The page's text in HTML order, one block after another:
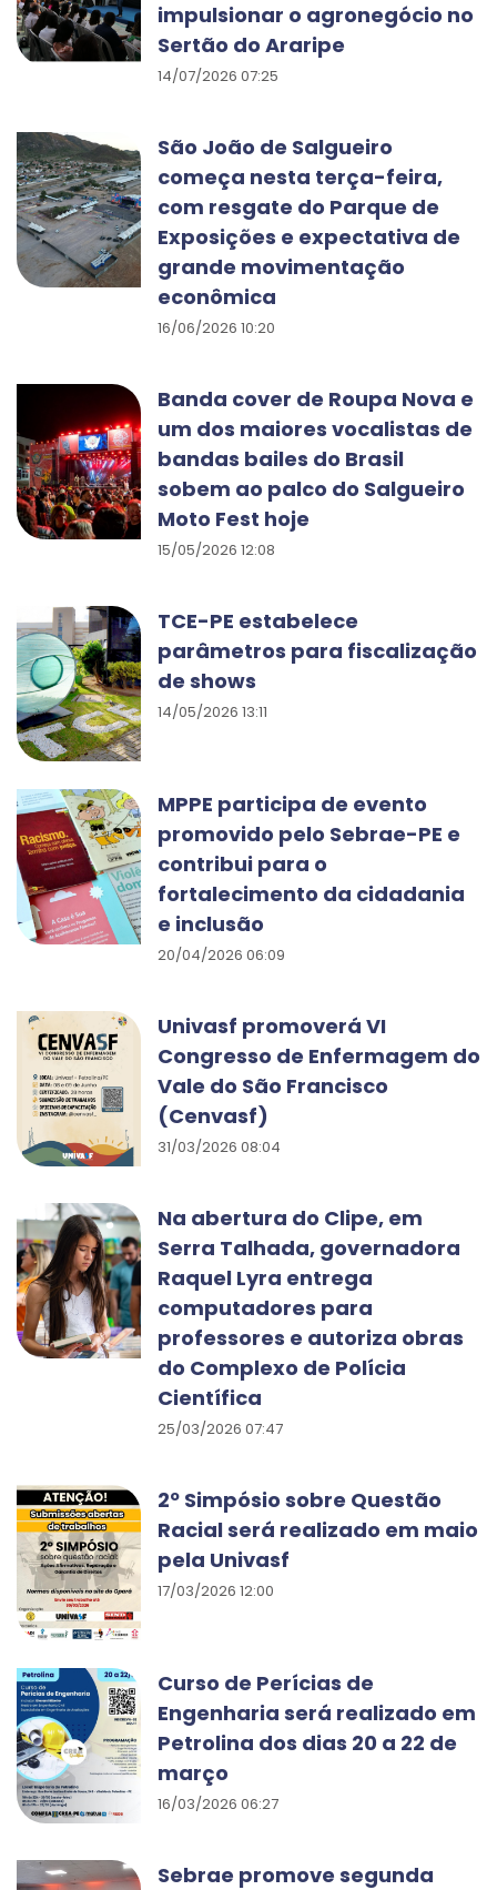
impulsionar o agronegócio no
Sertão do Araripe
14/07/2026 07:25
São João de Salgueiro
começa nesta terça-feira,
com resgate do Parque de
Exposições e expectativa de
grande movimentação
econômica
16/06/2026 10:20
Banda cover de Roupa Nova e
um dos maiores vocalistas de
bandas bailes do Brasil
sobem ao palco do Salgueiro
Moto Fest hoje
15/05/2026 12:08
TCE-PE estabelece
parâmetros para fiscalização
de shows
14/05/2026 13:11
MPPE participa de evento
promovido pelo Sebrae-PE e
contribui para o
fortalecimento da cidadania
e inclusão
20/04/2026 06:09
Univasf promoverá VI
Congresso de Enfermagem do
Vale do São Francisco
(Cenvasf)
31/03/2026 08:04
Na abertura do Clipe, em
Serra Talhada, governadora
Raquel Lyra entrega
computadores para
professores e autoriza obras
do Complexo de Polícia
Científica
25/03/2026 07:47
2º Simpósio sobre Questão
Racial será realizado em maio
pela Univasf
17/03/2026 12:00
Curso de Perícias de
Engenharia será realizado em
Petrolina dos dias 20 a 22 de
março
16/03/2026 06:27
Sebrae promove segunda